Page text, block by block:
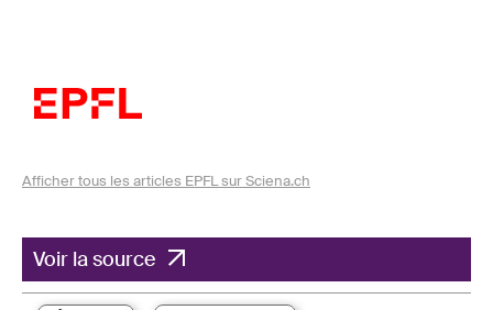
Afficher tous les articles EPFL sur Sciena.ch
Voir la source